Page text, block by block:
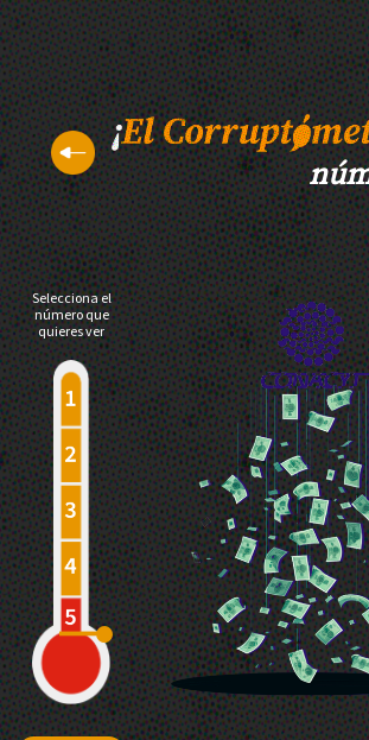
Selecciona el
número que
quieres ver